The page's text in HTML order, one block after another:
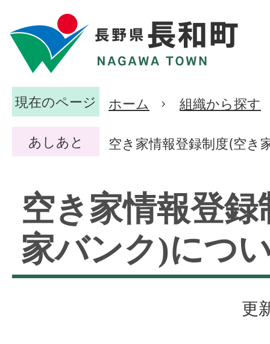
現在のページ ホーム 組織から探す
あしあと 空き家情報登録制度(空き
空き家情報登録
家バンク)につ
更